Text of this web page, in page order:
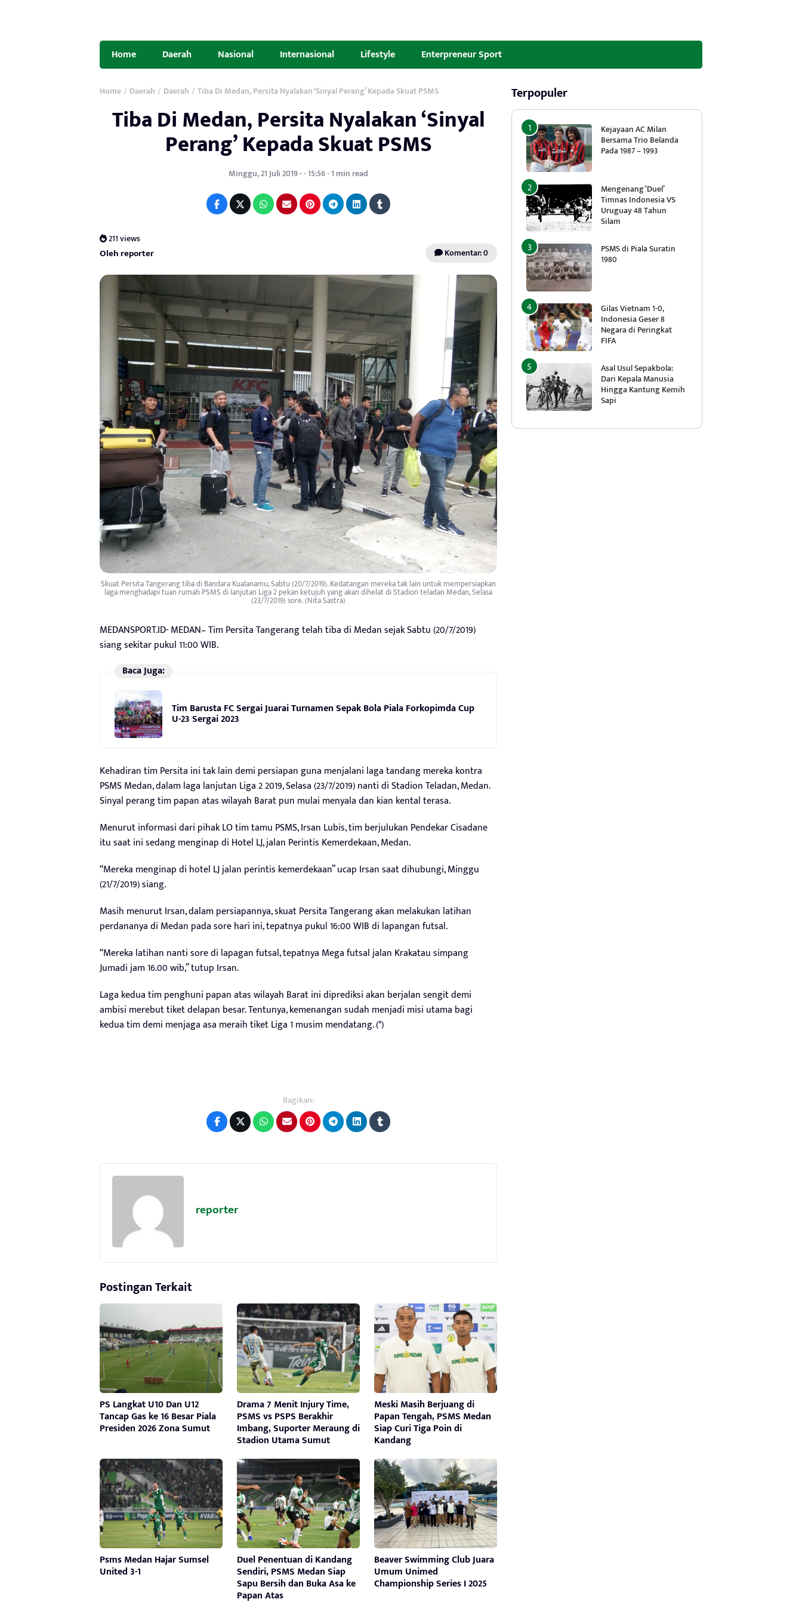
Home Daerah Nasional Internasional Lifestyle Enterpreneur Sport
Home / Daerah / Daerah / Tiba Di Medan, Persita Nyalakan ‘Sinyal Perang’ Kepada Skuat PSMS
Tiba Di Medan, Persita Nyalakan ‘Sinyal
Perang’ Kepada Skuat PSMS
Minggu, 21 Juli 2019 - - 15:56 - 1 min read
211 views
Oleh reporter Komentar: 0
Skuat Persita Tangerang tiba di Bandara Kualanamu, Sabtu (20/7/2019). Kedatangan mereka tak lain untuk mempersiapkan
laga menghadapi tuan rumah PSMS di lanjutan Liga 2 pekan ketujuh yang akan dihelat di Stadion teladan Medan, Selasa
(23/7/2019) sore. (Nita Sastra)
MEDANSPORT.ID- MEDAN– Tim Persita Tangerang telah tiba di Medan sejak Sabtu (20/7/2019)
siang sekitar pukul 11:00 WIB.
Baca Juga:
Tim Barusta FC Sergai Juarai Turnamen Sepak Bola Piala Forkopimda Cup
U-23 Sergai 2023
Kehadiran tim Persita ini tak lain demi persiapan guna menjalani laga tandang mereka kontra
PSMS Medan, dalam laga lanjutan Liga 2 2019, Selasa (23/7/2019) nanti di Stadion Teladan, Medan.
Sinyal perang tim papan atas wilayah Barat pun mulai menyala dan kian kental terasa.
Menurut informasi dari pihak LO tim tamu PSMS, Irsan Lubis, tim berjulukan Pendekar Cisadane
itu saat ini sedang menginap di Hotel LJ, jalan Perintis Kemerdekaan, Medan.
“Mereka menginap di hotel LJ jalan perintis kemerdekaan” ucap Irsan saat dihubungi, Minggu
(21/7/2019) siang.
Masih menurut Irsan, dalam persiapannya, skuat Persita Tangerang akan melakukan latihan
perdananya di Medan pada sore hari ini, tepatnya pukul 16:00 WIB di lapangan futsal.
“Mereka latihan nanti sore di lapagan futsal, tepatnya Mega futsal jalan Krakatau simpang
Jumadi jam 16.00 wib,” tutup Irsan.
Laga kedua tim penghuni papan atas wilayah Barat ini diprediksi akan berjalan sengit demi
ambisi merebut tiket delapan besar. Tentunya, kemenangan sudah menjadi misi utama bagi
kedua tim demi menjaga asa meraih tiket Liga 1 musim mendatang. (*)
Bagikan:
reporter
Postingan Terkait
PS Langkat U10 Dan U12
Tancap Gas ke 16 Besar Piala
Presiden 2026 Zona Sumut
Drama 7 Menit Injury Time,
PSMS vs PSPS Berakhir
Imbang, Suporter Meraung di
Stadion Utama Sumut
Meski Masih Berjuang di
Papan Tengah, PSMS Medan
Siap Curi Tiga Poin di
Kandang
Psms Medan Hajar Sumsel
United 3-1
Duel Penentuan di Kandang
Sendiri, PSMS Medan Siap
Sapu Bersih dan Buka Asa ke
Papan Atas
Beaver Swimming Club Juara
Umum Unimed
Championship Series I 2025
Terpopuler
Kejayaan AC Milan
Bersama Trio Belanda
Pada 1987 – 1993
Mengenang ‘Duel’
Timnas Indonesia VS
Uruguay 48 Tahun
Silam
PSMS di Piala Suratin
1980
Gilas Vietnam 1-0,
Indonesia Geser 8
Negara di Peringkat
FIFA
Asal Usul Sepakbola:
Dari Kepala Manusia
Hingga Kantung Kemih
Sapi